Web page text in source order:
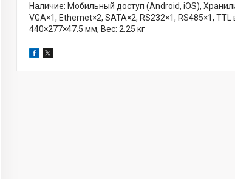
Наличие: Мобильный доступ (Android, iOS),
VGA×1, Ethernet×2, SATA×2, RS232×1, RS485×1,
440×277×47.5 мм, Вес: 2.25 кг